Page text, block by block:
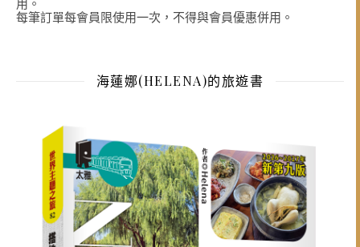
用。
每筆訂單每會員限使用一次，不得與會員優惠併用。
海蓮娜(HELENA)的旅遊書